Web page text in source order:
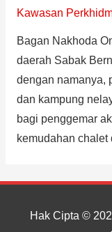
Kawasan
Bagan Nakhoda
daerah Sabak
dengan namanya,
dan kampung
bagi penggemar
kemudahan chalet
Hak Cipta ©